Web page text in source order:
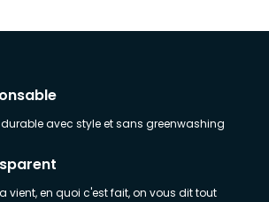
durable avec style et sans greenwashing
vient, en quoi c'est fait, on vous dit tout